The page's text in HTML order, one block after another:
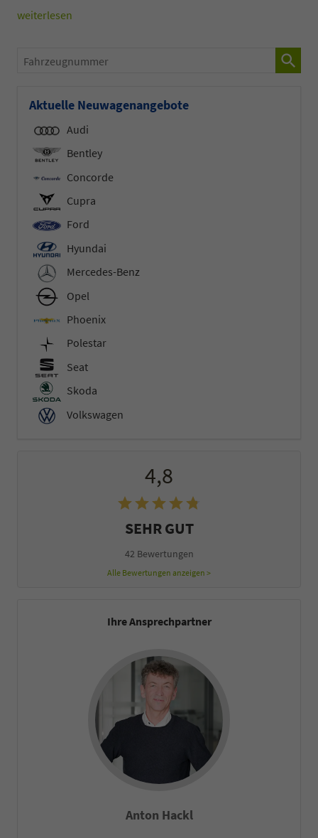
weiterlesen
Fahrzeugnummer
Aktuelle Neuwagenangebote
Audi
Bentley
Concorde
Cupra
Ford
Hyundai
Mercedes-Benz
Opel
Phoenix
Polestar
Seat
Skoda
Volkswagen
4,8
SEHR GUT
42 Bewertungen
Alle Bewertungen anzeigen >
Ihre Ansprechpartner
Anton Hackl